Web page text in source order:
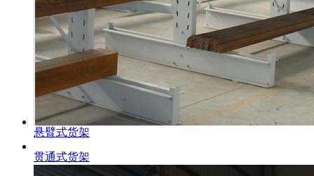
悬臂式货架
贯通式货架